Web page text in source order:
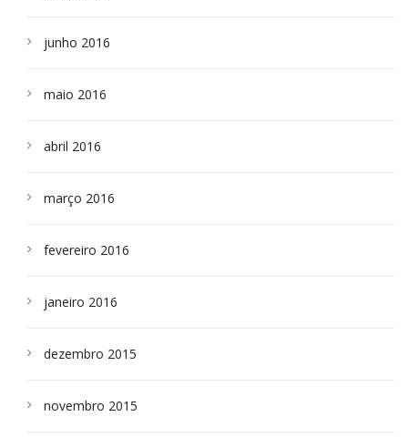
junho 2016
maio 2016
abril 2016
março 2016
fevereiro 2016
janeiro 2016
dezembro 2015
novembro 2015